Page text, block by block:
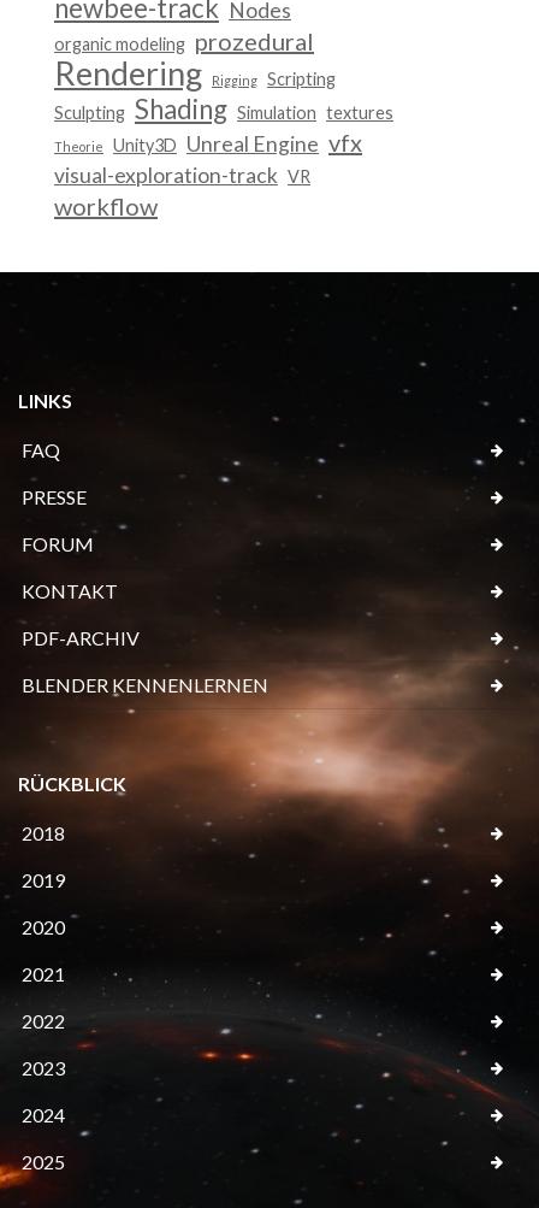
newbee-track Nodes
organic modeling prozedural
Rendering Rigging
Scripting
Sculpting Shading Simulation textures
Theorie Unity3D Unreal Engine vfx
visual-exploration-track VR
workflow
LINKS
FAQ
PRESSE
FORUM
KONTAKT
PDF-ARCHIV
BLENDER KENNENLERNEN
RÜCKBLICK
2018
2019
2020
2021
2022
2023
2024
2025